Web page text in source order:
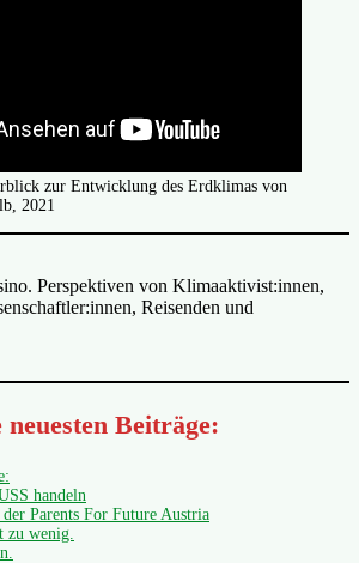
zur Entwicklung des Erdklimas von
2021
Perspektiven von Klimaaktivist:innen,
Reisenden und
neuesten Beiträge:
handeln
der Parents For Future Austria
zu wenig.